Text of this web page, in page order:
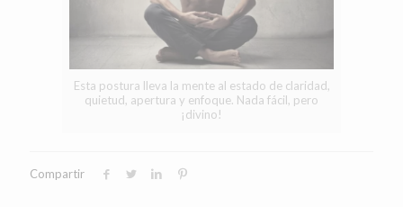
Esta postura lleva la mente al estado de claridad,
quietud, apertura y enfoque. Nada fácil, pero
¡divino!
Compartir